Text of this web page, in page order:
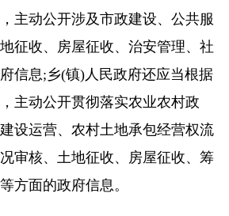
主动公开涉及市政建设、公共服
征收、房屋征收、治安管理、社
信息;乡(镇)人民政府还应当根据
主动公开贯彻落实农业农村政
设运营、农村土地承包经营权流
审核、土地征收、房屋征收、筹
方面的政府信息。